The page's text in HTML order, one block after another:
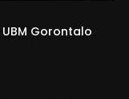
Gorontalo